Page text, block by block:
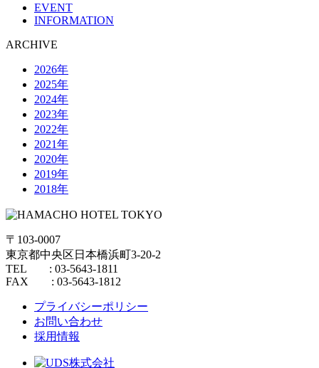
EVENT
INFORMATION
ARCHIVE
2026年
2025年
2024年
2023年
2022年
2021年
2020年
2019年
2018年
〒103-0007
東京都中央区日本橋浜町3-20-2
TEL : 03-5643-1811
FAX : 03-5643-1812
プライバシーポリシー
お問い合わせ
採用情報